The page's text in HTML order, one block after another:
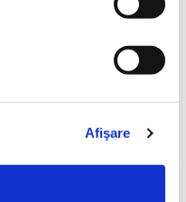
Afişare
noastră orwelliană